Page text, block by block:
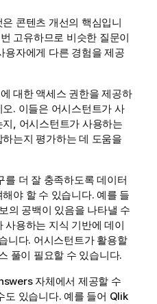
콘텐츠 개선의 핵심입니
고유하므로 비슷한 질문이
용자에게 다른 경험을 제공
대한 액세스 권한을 제공하
. 이들은 어시스턴트가 사
, 어시스턴트가 사용하는
는지 평가하는 데 도움을
를 더 잘 충족하도록 데이터
야 할 수 있습니다. 예를 들
의 공백이 있음을 나타낼 수
사용하는 지식 기반에 데이
니다. 어시스턴트가 활용할
풀이 필요할 수 있습니다.
자체에서 제공할 수
도 있습니다. 예를 들어 Qlik